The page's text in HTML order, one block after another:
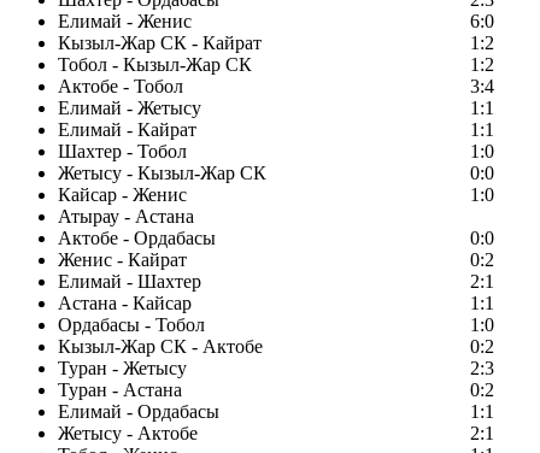
Елимай - Женис
6:0
Кызыл-Жар СК - Кайрат
1:2
Тобол - Кызыл-Жар СК
1:2
Актобе - Тобол
3:4
Елимай - Жетысу
1:1
Елимай - Кайрат
1:1
Шахтер - Тобол
1:0
Жетысу - Кызыл-Жар СК
0:0
Кайсар - Женис
1:0
Атырау - Астана
Актобе - Ордабасы
0:0
Женис - Кайрат
0:2
Елимай - Шахтер
2:1
Астана - Кайсар
1:1
Ордабасы - Тобол
1:0
Кызыл-Жар СК - Актобе
0:2
Туран - Жетысу
2:3
Туран - Астана
0:2
Елимай - Ордабасы
1:1
Жетысу - Актобе
2:1